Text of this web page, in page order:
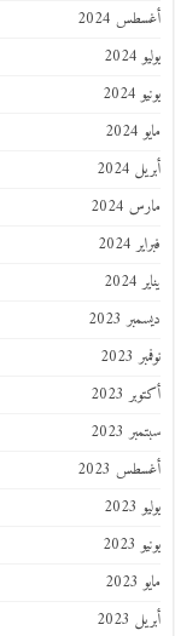
أغسطس 2024
يوليو 2024
يونيو 2024
مايو 2024
أبريل 2024
مارس 2024
فبراير 2024
يناير 2024
ديسمبر 2023
نوفمبر 2023
أكتوبر 2023
سبتمبر 2023
أغسطس 2023
يوليو 2023
يونيو 2023
مايو 2023
أبريل 2023